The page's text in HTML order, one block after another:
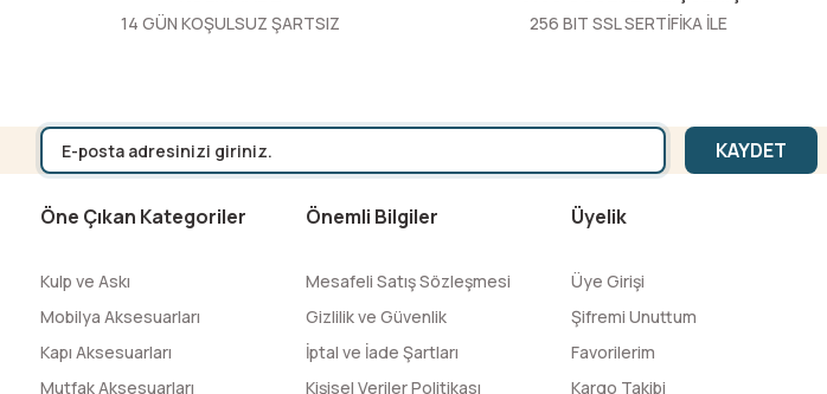
Gönder
14 GÜN KOŞULSUZ ŞARTSIZ 256 BIT SSL SERTİFİKA İLE
KAYDET
Öne Çıkan Kategoriler
Kulp ve Askı
Mobilya Aksesuarları
Kapı Aksesuarları
Mutfak Aksesuarları
Önemli Bilgiler
Mesafeli Satış Sözleşmesi
Gizlilik ve Güvenlik
İptal ve İade Şartları
Kişisel Veriler Politikası
Üyelik
Üye Girişi
Şifremi Unuttum
Favorilerim
Kargo Takibi